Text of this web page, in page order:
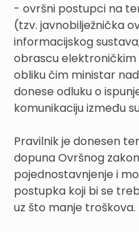
- ovršni postupci na
(tzv. javnobilježnička
informacijskog
obrascu
obliku čim ministar
donese odluku o
komunikaciju između
Pravilnik je donesen
dopuna Ovršnog
pojednostavnjenje i
postupka koji bi se
uz što manje troškova.